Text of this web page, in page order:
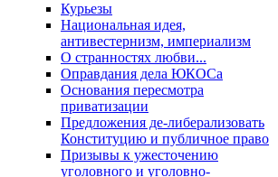
Курьезы
Национальная идея,
антивестернизм, империализм
О странностях любви...
Оправдания дела ЮКОСа
Основания пересмотра
приватизации
Предложения де-либерализовать
Конституцию и публичное право
Призывы к ужесточению
уголовного и уголовно-